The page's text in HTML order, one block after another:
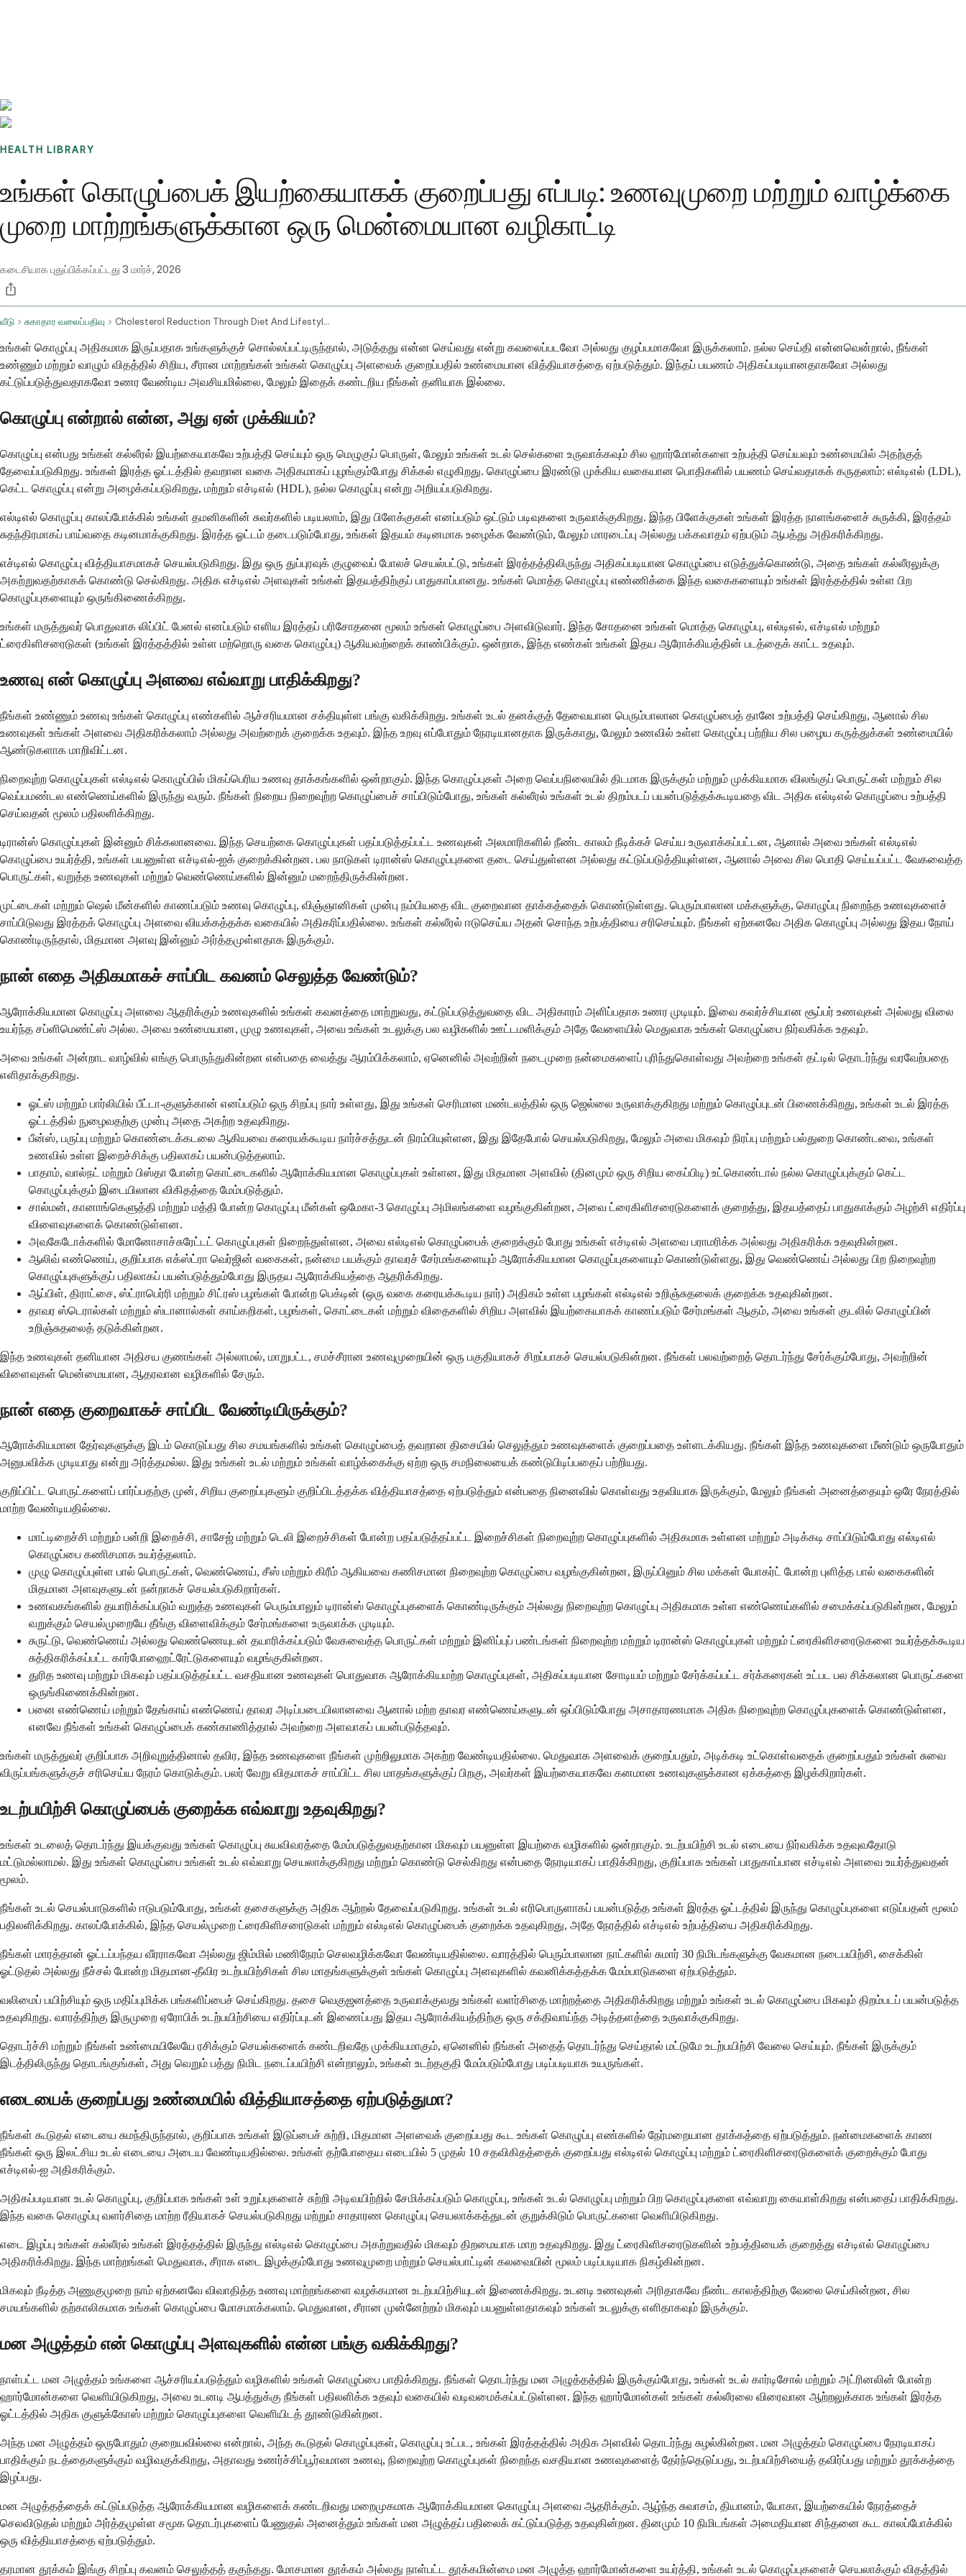
HEALTH LIBRARY
உங்கள் கொழுப்பைக் இயற்கையாகக் குறைப்பது எப்படி: உணவுமுறை மற்றும் வாழ்க்கை
முறை மாற்றங்களுக்கான ஒரு மென்மையான வழிகாட்டி
கடைசியாக புதுப்பிக்கப்பட்டது 3 மார்ச், 2026
வீடு சுகாதார வலைப்பதிவு Cholesterol Reduction Through Diet And Lifestyle Changes
உங்கள் கொழுப்பு அதிகமாக இருப்பதாக உங்களுக்குச் சொல்லப்பட்டிருந்தால், அடுத்தது என்ன செய்வது என்று கவலைப்படவோ அல்லது குழப்பமாகவோ இருக்கலாம். நல்ல செய்தி என்னவென்றால், நீங்கள்
உண்ணும் மற்றும் வாழும் விதத்தில் சிறிய, சீரான மாற்றங்கள் உங்கள் கொழுப்பு அளவைக் குறைப்பதில் உண்மையான வித்தியாசத்தை ஏற்படுத்தும். இந்தப் பயணம் அதிகப்படியானதாகவோ அல்லது
கட்டுப்படுத்துவதாகவோ உணர வேண்டிய அவசியமில்லை, மேலும் இதைக் கண்டறிய நீங்கள் தனியாக இல்லை.
கொழுப்பு என்றால் என்ன, அது ஏன் முக்கியம்?
கொழுப்பு என்பது உங்கள் கல்லீரல் இயற்கையாகவே உற்பத்தி செய்யும் ஒரு மெழுகுப் பொருள், மேலும் உங்கள் உடல் செல்களை உருவாக்கவும் சில ஹார்மோன்களை உற்பத்தி செய்யவும் உண்மையில் அதற்குத்
தேவைப்படுகிறது. உங்கள் இரத்த ஓட்டத்தில் தவறான வகை அதிகமாகப் புழங்கும்போது சிக்கல் எழுகிறது. கொழுப்பை இரண்டு முக்கிய வகையான பொதிகளில் பயணம் செய்வதாகக் கருதலாம்: எல்டிஎல் (LDL),
கெட்ட கொழுப்பு என்று அழைக்கப்படுகிறது, மற்றும் எச்டிஎல் (HDL), நல்ல கொழுப்பு என்று அறியப்படுகிறது.
எல்டிஎல் கொழுப்பு காலப்போக்கில் உங்கள் தமனிகளின் சுவர்களில் படியலாம், இது பிளேக்குகள் எனப்படும் ஒட்டும் படிவுகளை உருவாக்குகிறது. இந்த பிளேக்குகள் உங்கள் இரத்த நாளங்களைச் சுருக்கி, இரத்தம்
சுதந்திரமாகப் பாய்வதை கடினமாக்குகிறது. இரத்த ஓட்டம் தடைபடும்போது, உங்கள் இதயம் கடினமாக உழைக்க வேண்டும், மேலும் மாரடைப்பு அல்லது பக்கவாதம் ஏற்படும் ஆபத்து அதிகரிக்கிறது.
எச்டிஎல் கொழுப்பு வித்தியாசமாகச் செயல்படுகிறது. இது ஒரு துப்புரவுக் குழுவைப் போலச் செயல்பட்டு, உங்கள் இரத்தத்திலிருந்து அதிகப்படியான கொழுப்பை எடுத்துக்கொண்டு, அதை உங்கள் கல்லீரலுக்கு
அகற்றுவதற்காகக் கொண்டு செல்கிறது. அதிக எச்டிஎல் அளவுகள் உங்கள் இதயத்திற்குப் பாதுகாப்பானது. உங்கள் மொத்த கொழுப்பு எண்ணிக்கை இந்த வகைகளையும் உங்கள் இரத்தத்தில் உள்ள பிற
கொழுப்புகளையும் ஒருங்கிணைக்கிறது.
உங்கள் மருத்துவர் பொதுவாக லிப்பிட் பேனல் எனப்படும் எளிய இரத்தப் பரிசோதனை மூலம் உங்கள் கொழுப்பை அளவிடுவார். இந்த சோதனை உங்கள் மொத்த கொழுப்பு, எல்டிஎல், எச்டிஎல் மற்றும்
ட்ரைகிளிசரைடுகள் (உங்கள் இரத்தத்தில் உள்ள மற்றொரு வகை கொழுப்பு) ஆகியவற்றைக் காண்பிக்கும். ஒன்றாக, இந்த எண்கள் உங்கள் இதய ஆரோக்கியத்தின் படத்தைக் காட்ட உதவும்.
உணவு என் கொழுப்பு அளவை எவ்வாறு பாதிக்கிறது?
நீங்கள் உண்ணும் உணவு உங்கள் கொழுப்பு எண்களில் ஆச்சரியமான சக்தியுள்ள பங்கு வகிக்கிறது. உங்கள் உடல் தனக்குத் தேவையான பெரும்பாலான கொழுப்பைத் தானே உற்பத்தி செய்கிறது, ஆனால் சில
உணவுகள் உங்கள் அளவை அதிகரிக்கலாம் அல்லது அவற்றைக் குறைக்க உதவும். இந்த உறவு எப்போதும் நேரடியானதாக இருக்காது, மேலும் உணவில் உள்ள கொழுப்பு பற்றிய சில பழைய கருத்துக்கள் உண்மையில்
ஆண்டுகளாக மாறிவிட்டன.
நிறைவுற்ற கொழுப்புகள் எல்டிஎல் கொழுப்பில் மிகப்பெரிய உணவு தாக்கங்களில் ஒன்றாகும். இந்த கொழுப்புகள் அறை வெப்பநிலையில் திடமாக இருக்கும் மற்றும் முக்கியமாக விலங்குப் பொருட்கள் மற்றும் சில
வெப்பமண்டல எண்ணெய்களில் இருந்து வரும். நீங்கள் நிறைய நிறைவுற்ற கொழுப்பைச் சாப்பிடும்போது, உங்கள் கல்லீரல் உங்கள் உடல் திறம்படப் பயன்படுத்தக்கூடியதை விட அதிக எல்டிஎல் கொழுப்பை உற்பத்தி
செய்வதன் மூலம் பதிலளிக்கிறது.
டிரான்ஸ் கொழுப்புகள் இன்னும் சிக்கலானவை. இந்த செயற்கை கொழுப்புகள் பதப்படுத்தப்பட்ட உணவுகள் அலமாரிகளில் நீண்ட காலம் நீடிக்கச் செய்ய உருவாக்கப்பட்டன, ஆனால் அவை உங்கள் எல்டிஎல்
கொழுப்பை உயர்த்தி, உங்கள் பயனுள்ள எச்டிஎல்-ஐக் குறைக்கின்றன. பல நாடுகள் டிரான்ஸ் கொழுப்புகளை தடை செய்துள்ளன அல்லது கட்டுப்படுத்தியுள்ளன, ஆனால் அவை சில பொதி செய்யப்பட்ட வேகவைத்த
பொருட்கள், வறுத்த உணவுகள் மற்றும் வெண்ணெய்களில் இன்னும் மறைந்திருக்கின்றன.
முட்டைகள் மற்றும் ஷெல் மீன்களில் காணப்படும் உணவு கொழுப்பு, விஞ்ஞானிகள் முன்பு நம்பியதை விட குறைவான தாக்கத்தைக் கொண்டுள்ளது. பெரும்பாலான மக்களுக்கு, கொழுப்பு நிறைந்த உணவுகளைச்
சாப்பிடுவது இரத்தக் கொழுப்பு அளவை வியக்கத்தக்க வகையில் அதிகரிப்பதில்லை. உங்கள் கல்லீரல் ஈடுசெய்ய அதன் சொந்த உற்பத்தியை சரிசெய்யும். நீங்கள் ஏற்கனவே அதிக கொழுப்பு அல்லது இதய நோய்
கொண்டிருந்தால், மிதமான அளவு இன்னும் அர்த்தமுள்ளதாக இருக்கும்.
நான் எதை அதிகமாகச் சாப்பிட கவனம் செலுத்த வேண்டும்?
ஆரோக்கியமான கொழுப்பு அளவை ஆதரிக்கும் உணவுகளில் உங்கள் கவனத்தை மாற்றுவது, கட்டுப்படுத்துவதை விட அதிகாரம் அளிப்பதாக உணர முடியும். இவை கவர்ச்சியான சூப்பர் உணவுகள் அல்லது விலை
உயர்ந்த சப்ளிமெண்ட்ஸ் அல்ல. அவை உண்மையான, முழு உணவுகள், அவை உங்கள் உடலுக்கு பல வழிகளில் ஊட்டமளிக்கும் அதே வேளையில் மெதுவாக உங்கள் கொழுப்பை நிர்வகிக்க உதவும்.
அவை உங்கள் அன்றாட வாழ்வில் எங்கு பொருந்துகின்றன என்பதை வைத்து ஆரம்பிக்கலாம், ஏனெனில் அவற்றின் நடைமுறை நன்மைகளைப் புரிந்துகொள்வது அவற்றை உங்கள் தட்டில் தொடர்ந்து வரவேற்பதை
எளிதாக்குகிறது.
ஓட்ஸ் மற்றும் பார்லியில் பீட்டா-குளுக்கான் எனப்படும் ஒரு சிறப்பு நார் உள்ளது, இது உங்கள் செரிமான மண்டலத்தில் ஒரு ஜெல்லை உருவாக்குகிறது மற்றும் கொழுப்புடன் பிணைக்கிறது, உங்கள் உடல் இரத்த
ஓட்டத்தில் நுழைவதற்கு முன்பு அதை அகற்ற உதவுகிறது.
பீன்ஸ், பருப்பு மற்றும் கொண்டைக்கடலை ஆகியவை கரையக்கூடிய நார்ச்சத்துடன் நிரம்பியுள்ளன, இது இதேபோல் செயல்படுகிறது, மேலும் அவை மிகவும் நிரப்பு மற்றும் பல்துறை கொண்டவை, உங்கள்
உணவில் உள்ள இறைச்சிக்கு பதிலாகப் பயன்படுத்தலாம்.
பாதாம், வால்நட் மற்றும் பிஸ்தா போன்ற கொட்டைகளில் ஆரோக்கியமான கொழுப்புகள் உள்ளன, இது மிதமான அளவில் (தினமும் ஒரு சிறிய கைப்பிடி) உட்கொண்டால் நல்ல கொழுப்புக்கும் கெட்ட
கொழுப்புக்கும் இடையிலான விகிதத்தை மேம்படுத்தும்.
சால்மன், கானாங்கெளுத்தி மற்றும் மத்தி போன்ற கொழுப்பு மீன்கள் ஒமேகா-3 கொழுப்பு அமிலங்களை வழங்குகின்றன, அவை ட்ரைகிளிசரைடுகளைக் குறைத்து, இதயத்தைப் பாதுகாக்கும் அழற்சி எதிர்ப்பு
விளைவுகளைக் கொண்டுள்ளன.
அவகேடோக்களில் மோனோசாச்சுரேட்டட் கொழுப்புகள் நிறைந்துள்ளன, அவை எல்டிஎல் கொழுப்பைக் குறைக்கும் போது உங்கள் எச்டிஎல் அளவை பராமரிக்க அல்லது அதிகரிக்க உதவுகின்றன.
ஆலிவ் எண்ணெய், குறிப்பாக எக்ஸ்ட்ரா வெர்ஜின் வகைகள், நன்மை பயக்கும் தாவரச் சேர்மங்களையும் ஆரோக்கியமான கொழுப்புகளையும் கொண்டுள்ளது, இது வெண்ணெய் அல்லது பிற நிறைவுற்ற
கொழுப்புகளுக்குப் பதிலாகப் பயன்படுத்தும்போது இருதய ஆரோக்கியத்தை ஆதரிக்கிறது.
ஆப்பிள், திராட்சை, ஸ்ட்ராபெர்ரி மற்றும் சிட்ரஸ் பழங்கள் போன்ற பெக்டின் (ஒரு வகை கரையக்கூடிய நார்) அதிகம் உள்ள பழங்கள் எல்டிஎல் உறிஞ்சுதலைக் குறைக்க உதவுகின்றன.
தாவர ஸ்டெரால்கள் மற்றும் ஸ்டானால்கள் காய்கறிகள், பழங்கள், கொட்டைகள் மற்றும் விதைகளில் சிறிய அளவில் இயற்கையாகக் காணப்படும் சேர்மங்கள் ஆகும், அவை உங்கள் குடலில் கொழுப்பின்
உறிஞ்சுதலைத் தடுக்கின்றன.
இந்த உணவுகள் தனியான அதிசய குணங்கள் அல்லாமல், மாறுபட்ட, சமச்சீரான உணவுமுறையின் ஒரு பகுதியாகச் சிறப்பாகச் செயல்படுகின்றன. நீங்கள் பலவற்றைத் தொடர்ந்து சேர்க்கும்போது, அவற்றின்
விளைவுகள் மென்மையான, ஆதரவான வழிகளில் சேரும்.
நான் எதை குறைவாகச் சாப்பிட வேண்டியிருக்கும்?
ஆரோக்கியமான தேர்வுகளுக்கு இடம் கொடுப்பது சில சமயங்களில் உங்கள் கொழுப்பைத் தவறான திசையில் செலுத்தும் உணவுகளைக் குறைப்பதை உள்ளடக்கியது. நீங்கள் இந்த உணவுகளை மீண்டும் ஒருபோதும்
அனுபவிக்க முடியாது என்று அர்த்தமல்ல. இது உங்கள் உடல் மற்றும் உங்கள் வாழ்க்கைக்கு ஏற்ற ஒரு சமநிலையைக் கண்டுபிடிப்பதைப் பற்றியது.
குறிப்பிட்ட பொருட்களைப் பார்ப்பதற்கு முன், சிறிய குறைப்புகளும் குறிப்பிடத்தக்க வித்தியாசத்தை ஏற்படுத்தும் என்பதை நினைவில் கொள்வது உதவியாக இருக்கும், மேலும் நீங்கள் அனைத்தையும் ஒரே நேரத்தில்
மாற்ற வேண்டியதில்லை.
மாட்டிறைச்சி மற்றும் பன்றி இறைச்சி, சாசேஜ் மற்றும் டெலி இறைச்சிகள் போன்ற பதப்படுத்தப்பட்ட இறைச்சிகள் நிறைவுற்ற கொழுப்புகளில் அதிகமாக உள்ளன மற்றும் அடிக்கடி சாப்பிடும்போது எல்டிஎல்
கொழுப்பை கணிசமாக உயர்த்தலாம்.
முழு கொழுப்புள்ள பால் பொருட்கள், வெண்ணெய், சீஸ் மற்றும் கிரீம் ஆகியவை கணிசமான நிறைவுற்ற கொழுப்பை வழங்குகின்றன, இருப்பினும் சில மக்கள் யோகர்ட் போன்ற புளித்த பால் வகைகளின்
மிதமான அளவுகளுடன் நன்றாகச் செயல்படுகிறார்கள்.
உணவகங்களில் தயாரிக்கப்படும் வறுத்த உணவுகள் பெரும்பாலும் டிரான்ஸ் கொழுப்புகளைக் கொண்டிருக்கும் அல்லது நிறைவுற்ற கொழுப்பு அதிகமாக உள்ள எண்ணெய்களில் சமைக்கப்படுகின்றன, மேலும்
வறுக்கும் செயல்முறையே தீங்கு விளைவிக்கும் சேர்மங்களை உருவாக்க முடியும்.
சுருட்டு, வெண்ணெய் அல்லது வெண்ணெயுடன் தயாரிக்கப்படும் வேகவைத்த பொருட்கள் மற்றும் இனிப்புப் பண்டங்கள் நிறைவுற்ற மற்றும் டிரான்ஸ் கொழுப்புகள் மற்றும் ட்ரைகிளிசரைடுகளை உயர்த்தக்கூடிய
சுத்திகரிக்கப்பட்ட கார்போஹைட்ரேட்டுகளையும் வழங்குகின்றன.
துரித உணவு மற்றும் மிகவும் பதப்படுத்தப்பட்ட வசதியான உணவுகள் பொதுவாக ஆரோக்கியமற்ற கொழுப்புகள், அதிகப்படியான சோடியம் மற்றும் சேர்க்கப்பட்ட சர்க்கரைகள் உட்பட பல சிக்கலான பொருட்களை
ஒருங்கிணைக்கின்றன.
பனை எண்ணெய் மற்றும் தேங்காய் எண்ணெய் தாவர அடிப்படையிலானவை ஆனால் மற்ற தாவர எண்ணெய்களுடன் ஒப்பிடும்போது அசாதாரணமாக அதிக நிறைவுற்ற கொழுப்புகளைக் கொண்டுள்ளன,
எனவே நீங்கள் உங்கள் கொழுப்பைக் கண்காணித்தால் அவற்றை அளவாகப் பயன்படுத்தவும்.
உங்கள் மருத்துவர் குறிப்பாக அறிவுறுத்தினால் தவிர, இந்த உணவுகளை நீங்கள் முற்றிலுமாக அகற்ற வேண்டியதில்லை. மெதுவாக அளவைக் குறைப்பதும், அடிக்கடி உட்கொள்வதைக் குறைப்பதும் உங்கள் சுவை
விருப்பங்களுக்குச் சரிசெய்ய நேரம் கொடுக்கும். பலர் வேறு விதமாகச் சாப்பிட்ட சில மாதங்களுக்குப் பிறகு, அவர்கள் இயற்கையாகவே கனமான உணவுகளுக்கான ஏக்கத்தை இழக்கிறார்கள்.
உடற்பயிற்சி கொழுப்பைக் குறைக்க எவ்வாறு உதவுகிறது?
உங்கள் உடலைத் தொடர்ந்து இயக்குவது உங்கள் கொழுப்பு சுயவிவரத்தை மேம்படுத்துவதற்கான மிகவும் பயனுள்ள இயற்கை வழிகளில் ஒன்றாகும். உடற்பயிற்சி உடல் எடையை நிர்வகிக்க உதவுவதோடு
மட்டுமல்லாமல். இது உங்கள் கொழுப்பை உங்கள் உடல் எவ்வாறு செயலாக்குகிறது மற்றும் கொண்டு செல்கிறது என்பதை நேரடியாகப் பாதிக்கிறது, குறிப்பாக உங்கள் பாதுகாப்பான எச்டிஎல் அளவை உயர்த்துவதன்
மூலம்.
நீங்கள் உடல் செயல்பாடுகளில் ஈடுபடும்போது, ​​உங்கள் தசைகளுக்கு அதிக ஆற்றல் தேவைப்படுகிறது. உங்கள் உடல் எரிபொருளாகப் பயன்படுத்த உங்கள் இரத்த ஓட்டத்தில் இருந்து கொழுப்புகளை எடுப்பதன் மூலம்
பதிலளிக்கிறது. காலப்போக்கில், இந்த செயல்முறை ட்ரைகிளிசரைடுகள் மற்றும் எல்டிஎல் கொழுப்பைக் குறைக்க உதவுகிறது, அதே நேரத்தில் எச்டிஎல் உற்பத்தியை அதிகரிக்கிறது.
நீங்கள் மாரத்தான் ஓட்டப்பந்தய வீரராகவோ அல்லது ஜிம்மில் மணிநேரம் செலவழிக்கவோ வேண்டியதில்லை. வாரத்தில் பெரும்பாலான நாட்களில் சுமார் 30 நிமிடங்களுக்கு வேகமான நடைபயிற்சி, சைக்கிள்
ஓட்டுதல் அல்லது நீச்சல் போன்ற மிதமான-தீவிர உடற்பயிற்சிகள் சில மாதங்களுக்குள் உங்கள் கொழுப்பு அளவுகளில் கவனிக்கத்தக்க மேம்பாடுகளை ஏற்படுத்தும்.
வலிமைப் பயிற்சியும் ஒரு மதிப்புமிக்க பங்களிப்பைச் செய்கிறது. தசை வெகுஜனத்தை உருவாக்குவது உங்கள் வளர்சிதை மாற்றத்தை அதிகரிக்கிறது மற்றும் உங்கள் உடல் கொழுப்பை மிகவும் திறம்படப் பயன்படுத்த
உதவுகிறது. வாரத்திற்கு இருமுறை ஏரோபிக் உடற்பயிற்சியை எதிர்ப்புடன் இணைப்பது இதய ஆரோக்கியத்திற்கு ஒரு சக்திவாய்ந்த அடித்தளத்தை உருவாக்குகிறது.
தொடர்ச்சி மற்றும் நீங்கள் உண்மையிலேயே ரசிக்கும் செயல்களைக் கண்டறிவதே முக்கியமாகும், ஏனெனில் நீங்கள் அதைத் தொடர்ந்து செய்தால் மட்டுமே உடற்பயிற்சி வேலை செய்யும். நீங்கள் இருக்கும்
இடத்திலிருந்து தொடங்குங்கள், அது வெறும் பத்து நிமிட நடைப்பயிற்சி என்றாலும், உங்கள் உடற்தகுதி மேம்படும்போது படிப்படியாக உயருங்கள்.
எடையைக் குறைப்பது உண்மையில் வித்தியாசத்தை ஏற்படுத்துமா?
நீங்கள் கூடுதல் எடையை சுமந்திருந்தால், குறிப்பாக உங்கள் இடுப்பைச் சுற்றி, மிதமான அளவைக் குறைப்பது கூட உங்கள் கொழுப்பு எண்களில் நேர்மறையான தாக்கத்தை ஏற்படுத்தும். நன்மைகளைக் காண
நீங்கள் ஒரு இலட்சிய உடல் எடையை அடைய வேண்டியதில்லை. உங்கள் தற்போதைய எடையில் 5 முதல் 10 சதவிகிதத்தைக் குறைப்பது எல்டிஎல் கொழுப்பு மற்றும் ட்ரைகிளிசரைடுகளைக் குறைக்கும் போது
எச்டிஎல்-ஐ அதிகரிக்கும்.
அதிகப்படியான உடல் கொழுப்பு, குறிப்பாக உங்கள் உள் உறுப்புகளைச் சுற்றி அடிவயிற்றில் சேமிக்கப்படும் கொழுப்பு, உங்கள் உடல் கொழுப்பு மற்றும் பிற கொழுப்புகளை எவ்வாறு கையாள்கிறது என்பதைப் பாதிக்கிறது.
இந்த வகை கொழுப்பு வளர்சிதை மாற்ற ரீதியாகச் செயல்படுகிறது மற்றும் சாதாரண கொழுப்பு செயலாக்கத்துடன் குறுக்கிடும் பொருட்களை வெளியிடுகிறது.
எடை இழப்பு உங்கள் கல்லீரல் உங்கள் இரத்தத்தில் இருந்து எல்டிஎல் கொழுப்பை அகற்றுவதில் மிகவும் திறமையாக மாற உதவுகிறது. இது ட்ரைகிளிசரைடுகளின் உற்பத்தியைக் குறைத்து எச்டிஎல் கொழுப்பை
அதிகரிக்கிறது. இந்த மாற்றங்கள் மெதுவாக, சீராக எடை இழக்கும்போது உணவுமுறை மற்றும் செயல்பாட்டின் கலவையின் மூலம் படிப்படியாக நிகழ்கின்றன.
மிகவும் நீடித்த அணுகுமுறை நாம் ஏற்கனவே விவாதித்த உணவு மாற்றங்களை வழக்கமான உடற்பயிற்சியுடன் இணைக்கிறது. உடனடி உணவுகள் அரிதாகவே நீண்ட காலத்திற்கு வேலை செய்கின்றன, சில
சமயங்களில் தற்காலிகமாக உங்கள் கொழுப்பை மோசமாக்கலாம். மெதுவான, சீரான முன்னேற்றம் மிகவும் பயனுள்ளதாகவும் உங்கள் உடலுக்கு எளிதாகவும் இருக்கும்.
மன அழுத்தம் என் கொழுப்பு அளவுகளில் என்ன பங்கு வகிக்கிறது?
நாள்பட்ட மன அழுத்தம் உங்களை ஆச்சரியப்படுத்தும் வழிகளில் உங்கள் கொழுப்பை பாதிக்கிறது. நீங்கள் தொடர்ந்து மன அழுத்தத்தில் இருக்கும்போது, ​​உங்கள் உடல் கார்டிசோல் மற்றும் அட்ரினலின் போன்ற
ஹார்மோன்களை வெளியிடுகிறது, அவை உடனடி ஆபத்துக்கு நீங்கள் பதிலளிக்க உதவும் வகையில் வடிவமைக்கப்பட்டுள்ளன. இந்த ஹார்மோன்கள் உங்கள் கல்லீரலை விரைவான ஆற்றலுக்காக உங்கள் இரத்த
ஓட்டத்தில் அதிக குளுக்கோஸ் மற்றும் கொழுப்புகளை வெளியிடத் தூண்டுகின்றன.
அந்த மன அழுத்தம் ஒருபோதும் குறையவில்லை என்றால், அந்த கூடுதல் கொழுப்புகள், கொழுப்பு உட்பட, உங்கள் இரத்தத்தில் அதிக அளவில் தொடர்ந்து சுழல்கின்றன. மன அழுத்தம் கொழுப்பை நேரடியாகப்
பாதிக்கும் நடத்தைகளுக்கும் வழிவகுக்கிறது, அதாவது உணர்ச்சிப்பூர்வமான உணவு, நிறைவுற்ற கொழுப்புகள் நிறைந்த வசதியான உணவுகளைத் தேர்ந்தெடுப்பது, உடற்பயிற்சியைத் தவிர்ப்பது மற்றும் தூக்கத்தை
இழப்பது.
மன அழுத்தத்தைக் கட்டுப்படுத்த ஆரோக்கியமான வழிகளைக் கண்டறிவது மறைமுகமாக ஆரோக்கியமான கொழுப்பு அளவை ஆதரிக்கும். ஆழ்ந்த சுவாசம், தியானம், யோகா, இயற்கையில் நேரத்தைச்
செலவிடுதல் மற்றும் அர்த்தமுள்ள சமூக தொடர்புகளைப் பேணுதல் அனைத்தும் உங்கள் மன அழுத்தப் பதிலைக் கட்டுப்படுத்த உதவுகின்றன. தினமும் 10 நிமிடங்கள் அமைதியான சிந்தனை கூட காலப்போக்கில்
ஒரு வித்தியாசத்தை ஏற்படுத்தும்.
தரமான தூக்கம் இங்கு சிறப்பு கவனம் செலுத்தத் தகுந்தது. மோசமான தூக்கம் அல்லது நாள்பட்ட தூக்கமின்மை மன அழுத்த ஹார்மோன்களை உயர்த்தி, உங்கள் உடல் கொழுப்புகளைச் செயலாக்கும் விதத்தில்